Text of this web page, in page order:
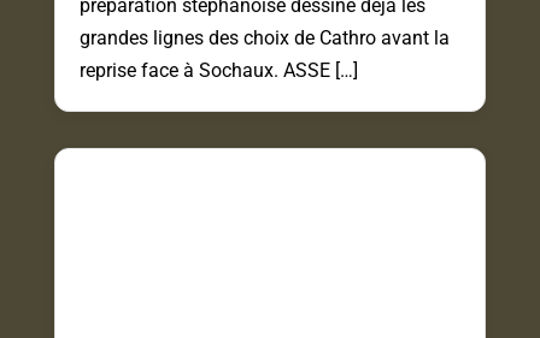
préparation stéphanoise dessine déjà les
grandes lignes des choix de Cathro avant la
reprise face à Sochaux. ASSE […]